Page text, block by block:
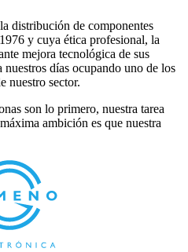
distribución de componentes
y cuya ética profesional, la
mejora tecnológica de sus
días ocupando uno de los
nuestro sector.
son lo primero, nuestra tarea
ambición es que nuestra